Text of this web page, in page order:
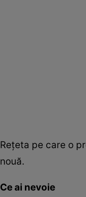
Reţeta pe care o
nouă.
Ce ai nevoie